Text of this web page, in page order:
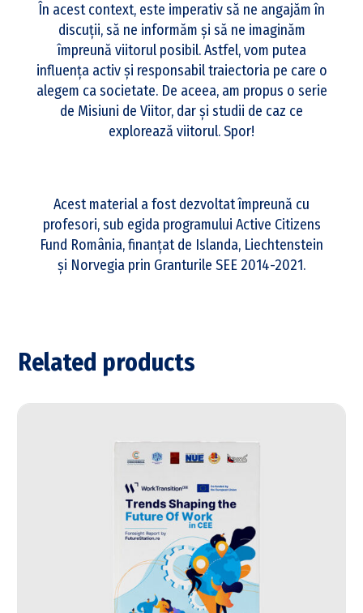
În acest context, este imperativ să ne angajăm în
discuții, să ne informăm și să ne imaginăm
împreună viitorul posibil. Astfel, vom putea
influența activ și responsabil traiectoria pe care o
alegem ca societate. De aceea, am propus o serie
de Misiuni de Viitor, dar și studii de caz ce
explorează viitorul. Spor!
Acest material a fost dezvoltat împreună cu
profesori, sub egida programului Active Citizens
Fund România, finanțat de Islanda, Liechtenstein
și Norvegia prin Granturile SEE 2014-2021.
Related products